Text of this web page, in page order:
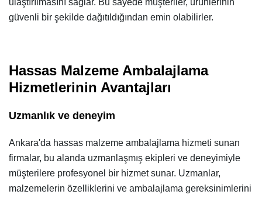
ulaştırılmasını sağlar. Bu sayede müşteriler, ürünlerinin
güvenli bir şekilde dağıtıldığından emin olabilirler.
Hassas Malzeme Ambalajlama
Hizmetlerinin Avantajları
Uzmanlık ve deneyim
Ankara'da hassas malzeme ambalajlama hizmeti sunan
firmalar, bu alanda uzmanlaşmış ekipleri ve deneyimiyle
müşterilere profesyonel bir hizmet sunar. Uzmanlar,
malzemelerin özelliklerini ve ambalajlama gereksinimlerini